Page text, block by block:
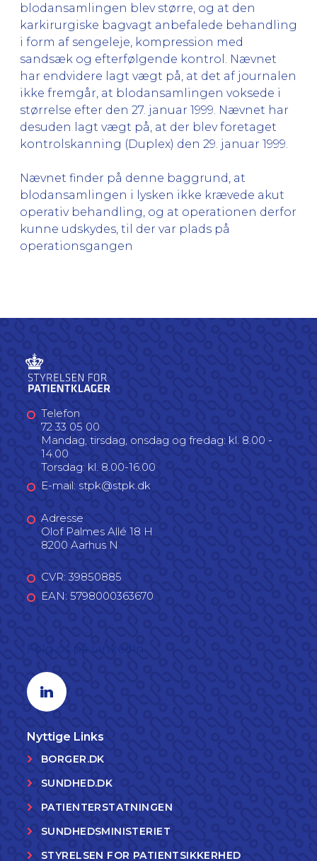
blodansamlingen blev større, og at den
karkirurgiske bagvagt anbefalede behandling
i form af sengeleje, kompression med
sandsæk og efterfølgende kontrol. Nævnet
har endvidere lagt vægt på, at det af journalen
ikke fremgår, at blodansamlingen voksede i
størrelse efter den 27. januar 1999. Nævnet har
desuden lagt vægt på, at der blev foretaget
kontrolskanning (Duplex) den 29. januar 1999.
Nævnet finder på denne baggrund, at
blodansamlingen i lysken ikke krævede akut
operativ behandling, og at operationen derfor
kunne udskydes, til der var plads på
operationsgangen
Telefon
72 33 05 00
Mandag, tirsdag, onsdag og fredag: kl. 8.00 -
14.00
Torsdag: kl. 8.00-16.00
E-mail: stpk@stpk.dk
Adresse
Olof Palmes Allé 18 H
8200 Aarhus N
CVR: 39850885
EAN: 5798000363670
Linkedin profil
Nyttige Links
BORGER.DK
SUNDHED.DK
PATIENTERSTATNINGEN
SUNDHEDSMINISTERIET
STYRELSEN FOR PATIENTSIKKERHED